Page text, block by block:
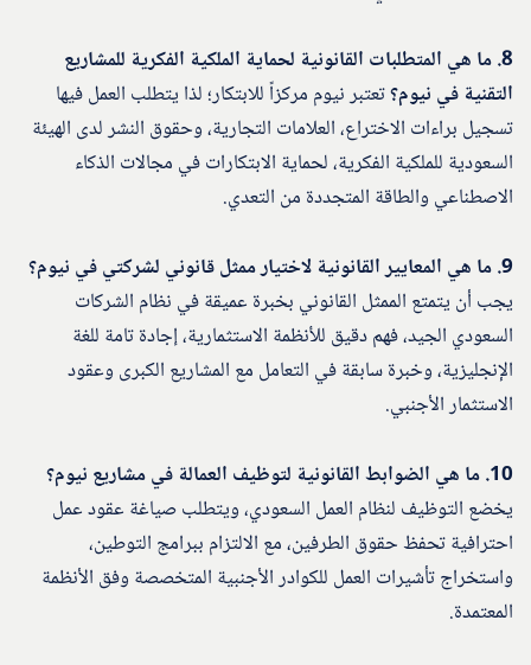
8. ما هي المتطلبات القانونية لحماية الملكية الفكرية للمشاريع
التقنية في نيوم؟تعتبر نيوم مركزاً للابتكار؛ لذا يتطلب العمل فيها
تسجيل براءات الاختراع، العلامات التجارية، وحقوق النشر لدى الهيئة
السعودية للملكية الفكرية، لحماية الابتكارات في مجالات الذكاء
الاصطناعي والطاقة المتجددة من التعدي.
9. ما هي المعايير القانونية لاختيار ممثل قانوني لشركتي في نيوم؟
يجب أن يتمتع الممثل القانوني بخبرة عميقة في نظام الشركات
السعودي الجيد، فهم دقيق للأنظمة الاستثمارية، إجادة تامة للغة
الإنجليزية، وخبرة سابقة في التعامل مع المشاريع الكبرى وعقود
الاستثمار الأجنبي.
10. ما هي الضوابط القانونية لتوظيف العمالة في مشاريع نيوم؟
يخضع التوظيف لنظام العمل السعودي، ويتطلب صياغة عقود عمل
احترافية تحفظ حقوق الطرفين، مع الالتزام ببرامج التوطين،
واستخراج تأشيرات العمل للكوادر الأجنبية المتخصصة وفق الأنظمة
المعتمدة.